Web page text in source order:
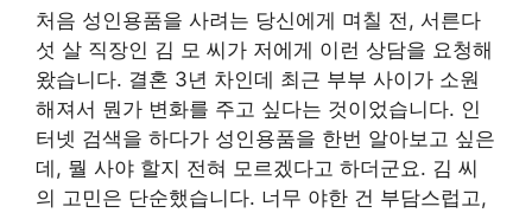
처음 성인용품을 사려는 당신에게 며칠 전, 서른다
섯 살 직장인 김 모 씨가 저에게 이런 상담을 요청해
왔습니다. 결혼 3년 차인데 최근 부부 사이가 소원
해져서 뭔가 변화를 주고 싶다는 것이었습니다. 인
터넷 검색을 하다가 성인용품을 한번 알아보고 싶은
데, 뭘 사야 할지 전혀 모르겠다고 하더군요. 김 씨
의 고민은 단순했습니다. 너무 야한 건 부담스럽고,